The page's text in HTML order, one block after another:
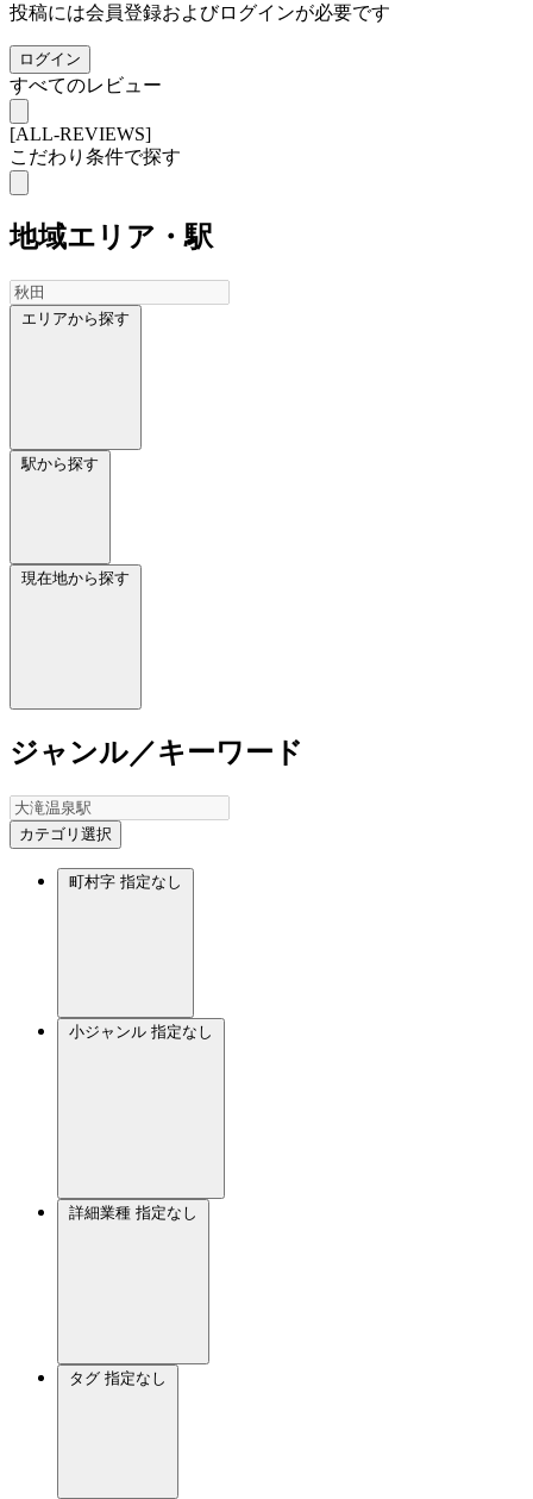
投稿には会員登録およびログインが必要です
ログイン
すべてのレビュー
[ALL-REVIEWS]
こだわり条件で探す
地域エリア・駅
エリアから探す
駅から探す
現在地から探す
ジャンル／キーワード
カテゴリ選択
町村字 指定なし
小ジャンル 指定なし
詳細業種 指定なし
タグ 指定なし